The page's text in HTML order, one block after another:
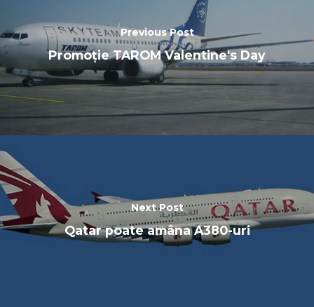
Previous Post
Promoție TAROM Valentine's Day
Next Post
Qatar poate amâna A380-uri